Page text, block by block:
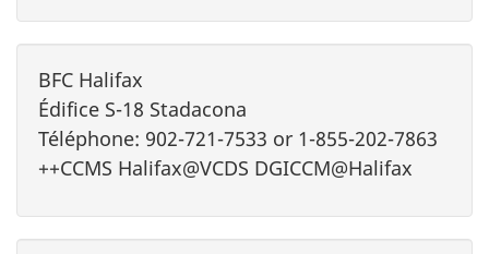
BFC Halifax
Édifice S-18 Stadacona
Téléphone: 902-721-7533 or 1-855-202-7863
++CCMS Halifax@VCDS DGICCM@Halifax